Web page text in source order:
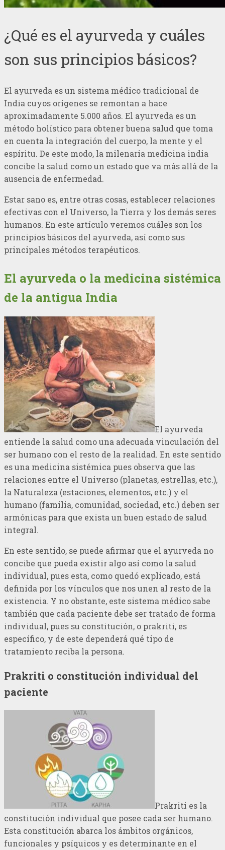
¿Qué es el ayurveda y cuáles
son sus principios básicos?
El ayurveda es un sistema médico tradicional de
India cuyos orígenes se remontan a hace
aproximadamente 5.000 años. El ayurveda es un
método holístico para obtener buena salud que toma
en cuenta la integración del cuerpo, la mente y el
espíritu. De este modo, la milenaria medicina india
concibe la salud como un estado que va más allá de la
ausencia de enfermedad.
Estar sano es, entre otras cosas, establecer relaciones
efectivas con el Universo, la Tierra y los demás seres
humanos. En este artículo veremos cuáles son los
principios básicos del ayurveda, así como sus
principales métodos terapéuticos.
El ayurveda o la medicina sistémica
de la antigua India
El ayurveda
entiende la salud como una adecuada vinculación del
ser humano con el resto de la realidad. En este sentido
es una medicina sistémica pues observa que las
relaciones entre el Universo (planetas, estrellas, etc.),
la Naturaleza (estaciones, elementos, etc.) y el
humano (familia, comunidad, sociedad, etc.) deben ser
armónicas para que exista un buen estado de salud
integral.
En este sentido, se puede afirmar que el ayurveda no
concibe que pueda existir algo así como la salud
individual, pues esta, como quedó explicado, está
definida por los vínculos que nos unen al resto de la
existencia. Y no obstante, este sistema médico sabe
también que cada paciente debe ser tratado de forma
individual, pues su constitución, o prakriti, es
específico, y de este dependerá qué tipo de
tratamiento reciba la persona.
Prakriti o constitución individual del
paciente
Prakriti es la
constitución individual que posee cada ser humano.
Esta constitución abarca los ámbitos orgánicos,
funcionales y psíquicos y es determinante en el